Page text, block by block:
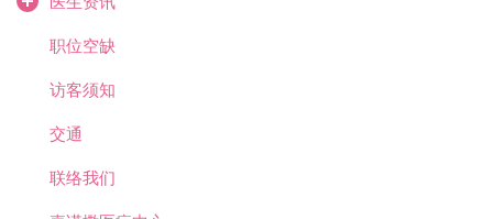
职位空缺
访客须知
交通
联络我们